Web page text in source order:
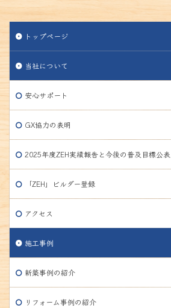
トップページ
当社について
安心サポート
GX協力の表明
2025年度ZEH実績報告と今後の普及目標公表
「ZEH」ビルダー登録
アクセス
施工事例
新築事例の紹介
リフォーム事例の紹介